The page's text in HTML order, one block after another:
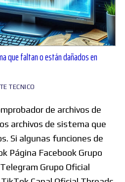
que faltan o están dañados en
TECNICO
de archivos de
archivos de sistema que
Si algunas funciones de
Página Facebook Grupo
Grupo Oficial